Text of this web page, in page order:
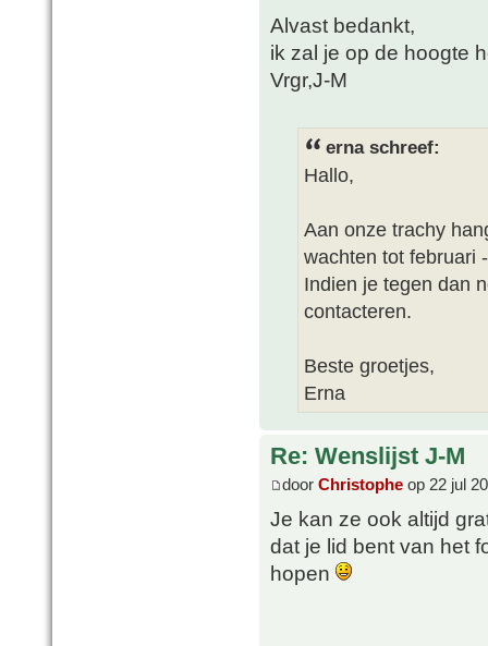
Alvast bedankt,
ik zal je op de hoogte
Vrgr,J-M
erna schreef:
Hallo,
Aan onze trachy
wachten tot februari
Indien je tegen dan
contacteren.
Beste groetjes,
Erna
Re: Wenslijst J-M
door Christophe op 22 jul
Je kan ze ook altijd
dat je lid bent van het
hopen